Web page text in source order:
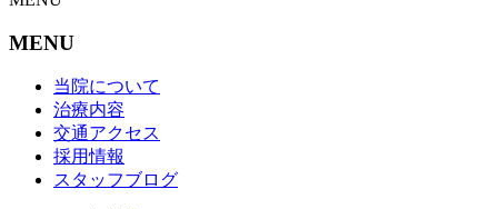
MENU
当院について
治療内容
交通アクセス
採用情報
スタッフブログ